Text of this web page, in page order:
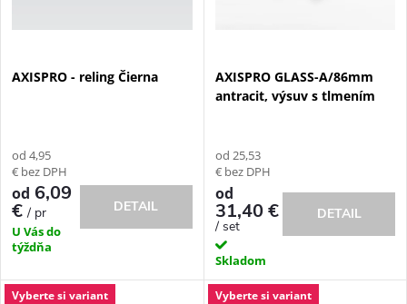
AXISPRO - reling Čierna
od 4,95
€ bez DPH
od 6,09
€/ pr
U Vás do
týždňa
DETAIL
AXISPRO GLASS-A/86mm
antracit, výsuv s tlmením
od 25,53
€ bez DPH
od
31,40 €
/ set
Skladom
DETAIL
Vyberte si variant Vyberte si variant